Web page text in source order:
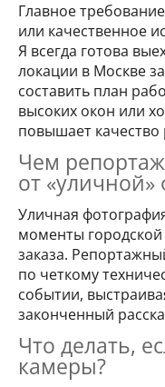
Главное
или качественное
Я всегда готова
локации в Москве
составить план
высоких окон или
повышает качество
Чем
от
Уличная
моменты городской
заказа.
по четкому
событии,
законченный
Что делать,
камеры?